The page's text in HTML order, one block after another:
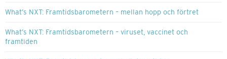
What’s NXT: Framtidsbarometern – mellan hopp och förtret
What’s NXT: Framtidsbarometern – viruset, vaccinet och
framtiden